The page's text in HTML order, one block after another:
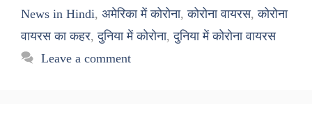
News in Hindi, अमेरिका में कोरोना,कोरोना वायरस,कोरोना
वायरस का कहर,दुनिया में कोरोना,दुनिया में कोरोना वायरस
Leave a comment